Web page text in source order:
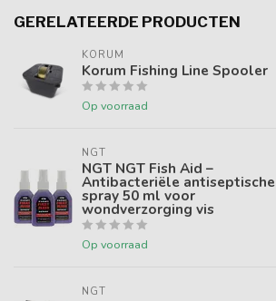
GERELATEERDE PRODUCTEN
KORUM
Korum Fishing Line Spooler
Op voorraad
NGT
NGT NGT Fish Aid –
Antibacteriële antiseptische
spray 50 ml voor
wondverzorging vis
Op voorraad
NGT